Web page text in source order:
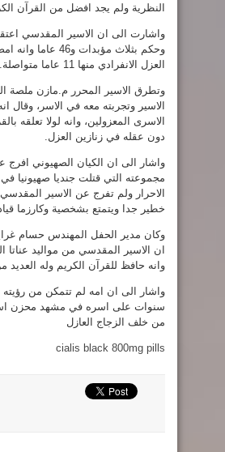
النظرية ولم يجد افضل من القرآن
العزل الانفرادي منها 11 عاما متواصلة.
وتطرق الاسير المحرر م.مازن ملصة
الاسير وتجربته معه في الاسر، وقال
الاسرى المعزولين، وانه لولا تعلقه
دون عقله في زنازين العزل.
واشار الى ان الكيان الصهيوني افرج
مجموعته التي قتلت جنديا صهيونيا
الاحرار ولم تفرج عن الاسير
خطير جدا ويتمتع بشخصية وكارزما
وكان مدير الحفل المهندس حسام
وانه حافظ للقرآن الكريم وله العديد
من خلف الزجاج العازل
cialis black 800mg pills